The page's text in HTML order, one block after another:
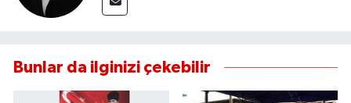
Bunlar da ilginizi çekebilir